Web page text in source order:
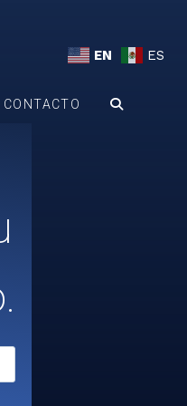
CONTACTO
EN ES